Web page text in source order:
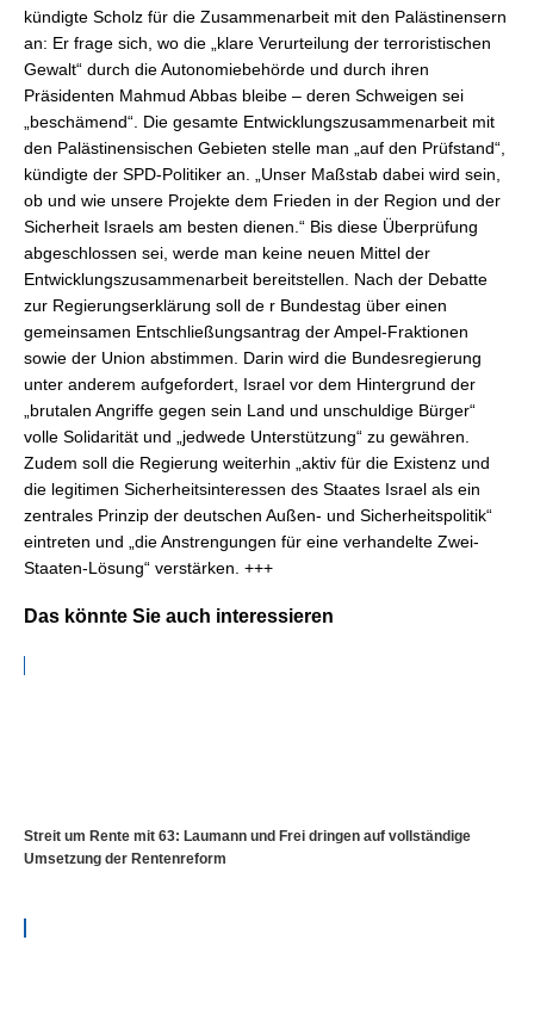
kündigte Scholz für die Zusammenarbeit mit den Palästinensern
an: Er frage sich, wo die „klare Verurteilung der terroristischen
Gewalt“ durch die Autonomiebehörde und durch ihren
Präsidenten Mahmud Abbas bleibe – deren Schweigen sei
„beschämend“. Die gesamte Entwicklungszusammenarbeit mit
den Palästinensischen Gebieten stelle man „auf den Prüfstand“,
kündigte der SPD-Politiker an. „Unser Maßstab dabei wird sein,
ob und wie unsere Projekte dem Frieden in der Region und der
Sicherheit Israels am besten dienen.“ Bis diese Überprüfung
abgeschlossen sei, werde man keine neuen Mittel der
Entwicklungszusammenarbeit bereitstellen. Nach der Debatte
zur Regierungserklärung soll de r Bundestag über einen
gemeinsamen Entschließungsantrag der Ampel-Fraktionen
sowie der Union abstimmen. Darin wird die Bundesregierung
unter anderem aufgefordert, Israel vor dem Hintergrund der
„brutalen Angriffe gegen sein Land und unschuldige Bürger“
volle Solidarität und „jedwede Unterstützung“ zu gewähren.
Zudem soll die Regierung weiterhin „aktiv für die Existenz und
die legitimen Sicherheitsinteressen des Staates Israel als ein
zentrales Prinzip der deutschen Außen- und Sicherheitspolitik“
eintreten und „die Anstrengungen für eine verhandelte Zwei-
Staaten-Lösung“ verstärken. +++
Das könnte Sie auch interessieren
Streit um Rente mit 63: Laumann und Frei dringen auf vollständige
Umsetzung der Rentenreform